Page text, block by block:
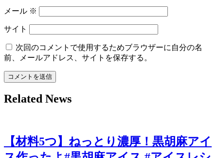
メール ※
サイト
次回のコメントで使用するためブラウザーに自分の名
前、メールアドレス、サイトを保存する。
Related News
【材料5つ】ねっとり濃厚！黒胡麻アイ